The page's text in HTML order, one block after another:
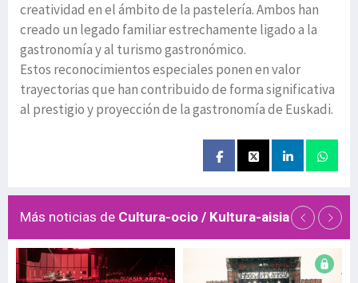
creatividad en el ámbito de la pastelería. Ambos han
creado un legado familiar estrechamente ligado a la
gastronomía y al turismo gastronómico.
Estos reconocimientos especiales ponen en valor
trayectorias que han contribuido de forma significativa
al prestigio y proyección de la gastronomía de Euskadi.
Más noticias de Cultura-ocio / Kultura-aisia